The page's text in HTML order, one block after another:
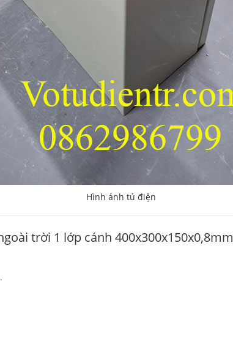
Hình ảnh tủ điện
trời 1 lớp cánh 400x300x150x0,8mm